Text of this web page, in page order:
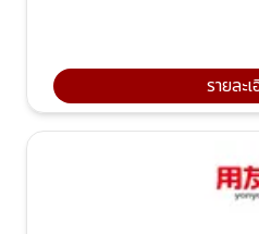
· Oversee partner activity and
· Manage and promote the
engagement and collaboration
· Develop and implement
Sales, and Consulting to ensure
รายละ